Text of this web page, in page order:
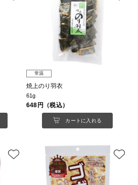
常温
焼上のり羽衣
61g
648円（税込）
カートに入れる